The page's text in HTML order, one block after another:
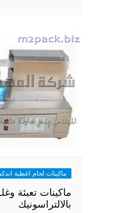
ماكينات لحام اغطية
ماكينات تعبئة
بالالتراسونيك